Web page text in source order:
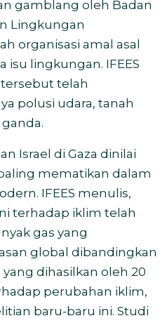
gamblang oleh Badan
Lingkungan
organisasi amal asal
isu lingkungan. IFEES
telah
polusi udara, tanah
Israel di Gaza dinilai
mematikan dalam
IFEES menulis,
terhadap iklim telah
gas yang
global dibandingkan
dihasilkan oleh 20
perubahan iklim,
baru-baru ini. Studi